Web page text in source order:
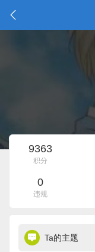
9363
积分
0
违规
Ta的主题